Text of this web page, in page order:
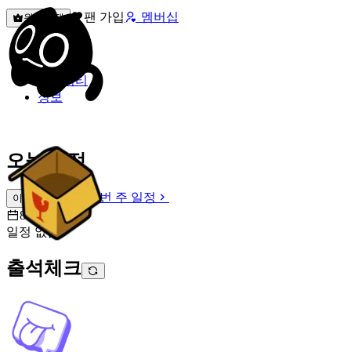
원픽선택 팬 가입 멤버십
밐타운
피드
커뮤니티
정보
오늘 일정
이번 주 일정
이번 주 일정
8월 6일 [목]
일정 없음
출석체크